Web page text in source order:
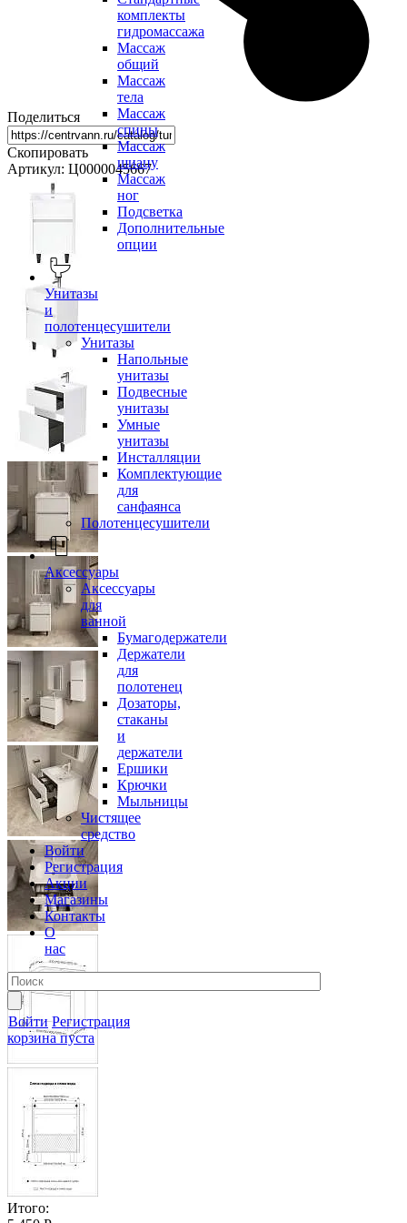
комплекты
гидромассажа
Массаж
общий
Массаж
тела
Массаж
спины
Массаж
шиацу
Массаж
ног
Подсветка
Дополнительные
опции
Унитазы
и
полотенцесушители
Унитазы
Напольные
унитазы
Подвесные
унитазы
Умные
унитазы
Инсталляции
Комплектующие
для
санфаянса
Полотенцесушители
Аксессуары
Аксессуары
для
ванной
Бумагодержатели
Держатели
для
полотенец
Дозаторы,
стаканы
и
держатели
Ершики
Крючки
Мыльницы
Чистящее
средство
Войти
Регистрация
Акции
Магазины
Контакты
О
нас
Войти Регистрация
корзина пуста
Поделиться
Скопировать
Артикул: Ц0000045667
Итого: